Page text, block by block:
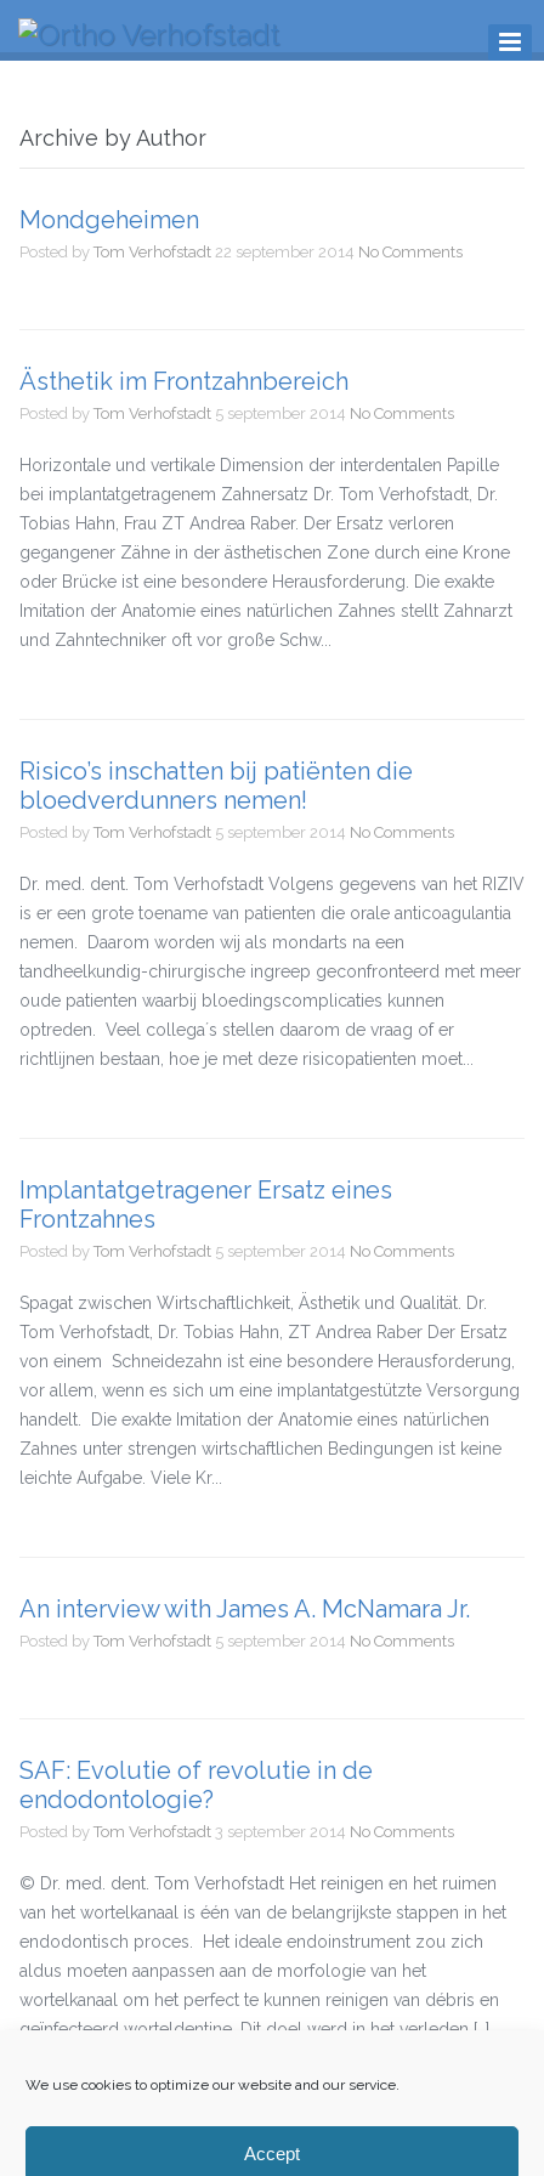
We use cookies to optimize our website and our service.
Accept
Archive by Author
Mondgeheimen
Posted by Tom Verhofstadt 22 september 2014 No Comments
Ästhetik im Frontzahnbereich
Posted by Tom Verhofstadt 5 september 2014 No Comments
Horizontale und vertikale Dimension der interdentalen Papille
bei implantatgetragenem Zahnersatz Dr. Tom Verhofstadt, Dr.
Tobias Hahn, Frau ZT Andrea Raber. Der Ersatz verloren
gegangener Zähne in der ästhetischen Zone durch eine Krone
oder Brücke ist eine besondere Herausforderung. Die exakte
Imitation der Anatomie eines natürlichen Zahnes stellt Zahnarzt
und Zahntechniker oft vor große Schw...
Risico’s inschatten bij patiënten die
bloedverdunners nemen!
Posted by Tom Verhofstadt 5 september 2014 No Comments
Dr. med. dent. Tom Verhofstadt Volgens gegevens van het RIZIV
is er een grote toename van patienten die orale anticoagulantia
nemen. Daarom worden wij als mondarts na een
tandheelkundig-chirurgische ingreep geconfronteerd met meer
oude patienten waarbij bloedingscomplicaties kunnen
optreden. Veel collega´s stellen daarom de vraag of er
richtlijnen bestaan, hoe je met deze risicopatienten moet...
Implantatgetragener Ersatz eines
Frontzahnes
Posted by Tom Verhofstadt 5 september 2014 No Comments
Spagat zwischen Wirtschaftlichkeit, Ästhetik und Qualität. Dr.
Tom Verhofstadt, Dr. Tobias Hahn, ZT Andrea Raber Der Ersatz
von einem Schneidezahn ist eine besondere Herausforderung,
vor allem, wenn es sich um eine implantatgestützte Versorgung
handelt. Die exakte Imitation der Anatomie eines natürlichen
Zahnes unter strengen wirtschaftlichen Bedingungen ist keine
leichte Aufgabe. Viele Kr...
An interview with James A. McNamara Jr.
Posted by Tom Verhofstadt 5 september 2014 No Comments
SAF: Evolutie of revolutie in de
endodontologie?
Posted by Tom Verhofstadt 3 september 2014 No Comments
© Dr. med. dent. Tom Verhofstadt Het reinigen en het ruimen
van het wortelkanaal is één van de belangrijkste stappen in het
endodontisch proces. Het ideale endoinstrument zou zich
aldus moeten aanpassen aan de morfologie van het
wortelkanaal om het perfect te kunnen reinigen van débris en
geïnfecteerd worteldentine. Dit doel werd in het verleden […]